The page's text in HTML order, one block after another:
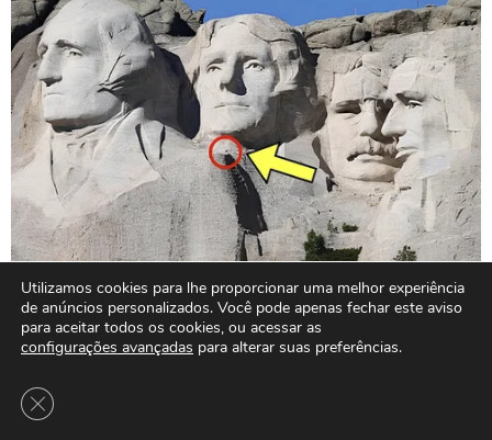
Utilizamos cookies para lhe proporcionar uma melhor experiência
de anúncios personalizados. Você pode apenas fechar este aviso
para aceitar todos os cookies, ou acessar as
configurações avançadas para alterar suas preferências.
Close GDPR Cookie Banner